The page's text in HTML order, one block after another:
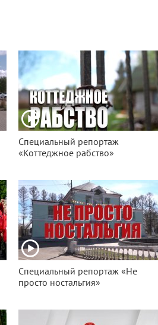
Специальный репортаж
«Коттеджное рабство»
Специальный репортаж «Не
просто ностальгия»